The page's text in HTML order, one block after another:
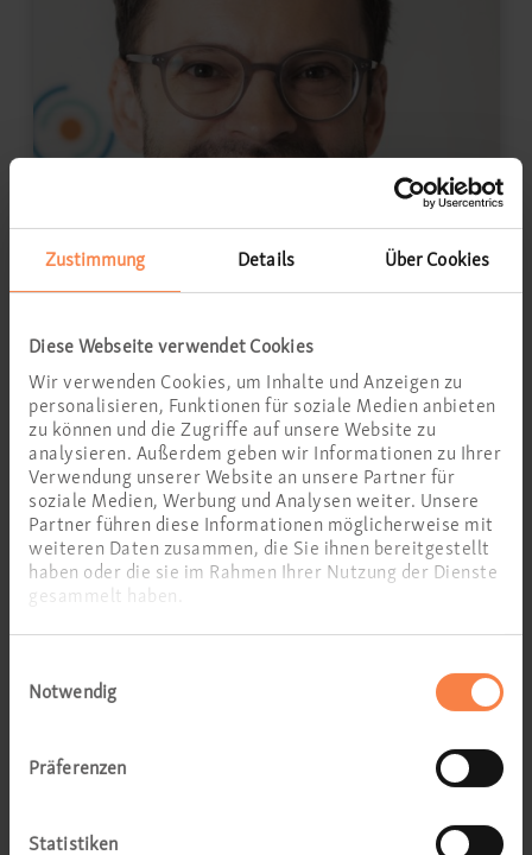
Zustimmung Details Über Cookies
Diese Webseite verwendet Cookies
Wir verwenden Cookies, um Inhalte und Anzeigen zu
personalisieren, Funktionen für soziale Medien anbieten
zu können und die Zugriffe auf unsere Website zu
analysieren. Außerdem geben wir Informationen zu Ihrer
Verwendung unserer Website an unsere Partner für
soziale Medien, Werbung und Analysen weiter. Unsere
Partner führen diese Informationen möglicherweise mit
weiteren Daten zusammen, die Sie ihnen bereitgestellt
haben oder die sie im Rahmen Ihrer Nutzung der Dienste
gesammelt haben.
Notwendig
Präferenzen
Statistiken
Dr. med.
Moritz Mocka
Facharzt für HNO
Hörgeräteakustiker